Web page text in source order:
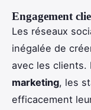
Engagement
Les réseaux
inégalée de
avec les clients.
marketing, les
efficacement